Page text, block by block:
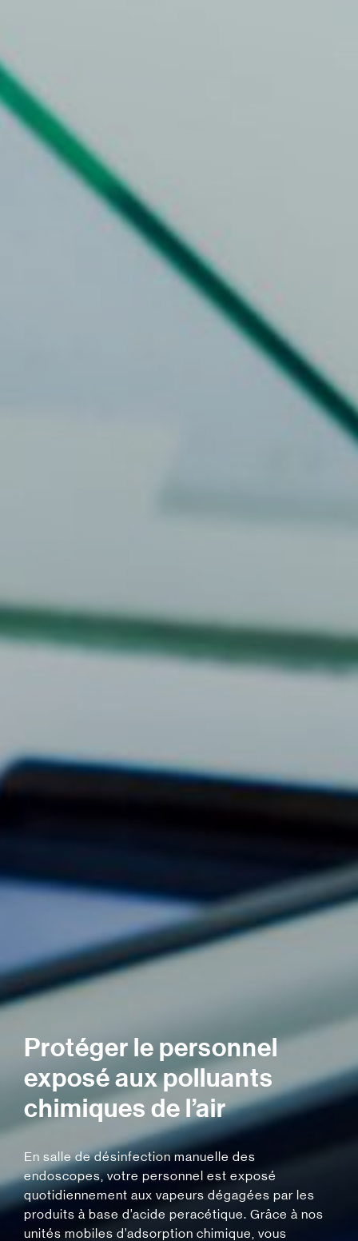
Protéger le personnel
exposé aux polluants
chimiques de l’air
En salle de désinfection manuelle des
endoscopes, votre personnel est exposé
quotidiennement aux vapeurs dégagées par les
produits à base d’acide peracétique. Grâce à nos
unités mobiles d’adsorption chimique, vous